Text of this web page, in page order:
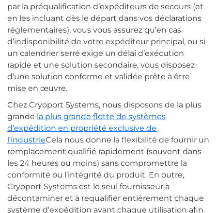
par la préqualification d’expéditeurs de secours (et
en les incluant dès le départ dans vos déclarations
réglementaires), vous vous assurez qu’en cas
d’indisponibilité de votre expéditeur principal, ou si
un calendrier serré exige un délai d’exécution
rapide et une solution secondaire, vous disposez
d’une solution conforme et validée prête à être
mise en œuvre.
Chez Cryoport Systems, nous disposons de la plus
grande la plus grande flotte de systèmes
d’expédition en propriété exclusive de
l’industrieCela nous donne la flexibilité de fournir un
remplacement qualifié rapidement (souvent dans
les 24 heures ou moins) sans compromettre la
conformité ou l’intégrité du produit. En outre,
Cryoport Systems est le seul fournisseur à
décontaminer et à requalifier entièrement chaque
système d’expédition avant chaque utilisation afin